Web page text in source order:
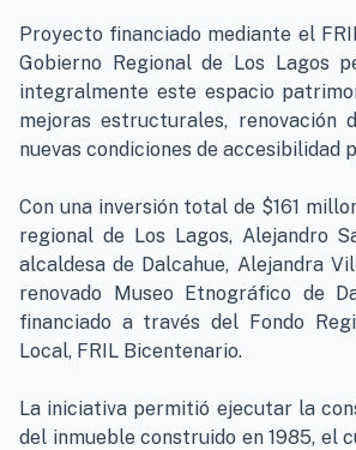
Proyecto financiado mediante el
Gobierno Regional de Los Lagos
integralmente este espacio
mejoras estructurales, renovación
nuevas condiciones de accesibilidad
Con una inversión total de $161
regional de Los Lagos, Alejandro
alcaldesa de Dalcahue, Alejandra
renovado Museo Etnográfico de
financiado a través del Fondo
Local, FRIL Bicentenario.
La iniciativa permitió ejecutar la
del inmueble construido en 1985, el